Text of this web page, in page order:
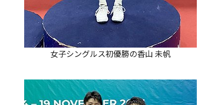
女子シングルス初優勝の香山 未帆